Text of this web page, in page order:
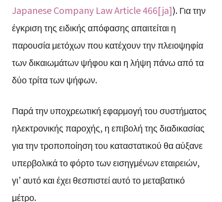
Japanese Company Law Article 466[ja]). Για την
έγκριση της ειδικής απόφασης απαιτείται η
παρουσία μετόχων που κατέχουν την πλειοψηφία
των δικαιωμάτων ψήφου και η λήψη πάνω από τα
δύο τρίτα των ψήφων.
Παρά την υποχρεωτική εφαρμογή του συστήματος
ηλεκτρονικής παροχής, η επιβολή της διαδικασίας
για την τροποποίηση του καταστατικού θα αύξανε
υπερβολικά το φόρτο των εισηγμένων εταιρειών,
γι’ αυτό και έχει θεσπιστεί αυτό το μεταβατικό
μέτρο.